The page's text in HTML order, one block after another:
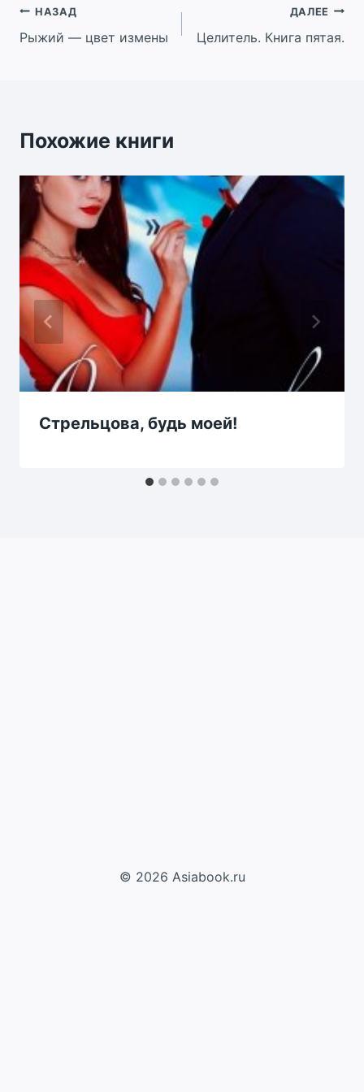
Навигация
по
НАЗАД
Рыжий — цвет измены
ДАЛЕЕ
Целитель. Книга пятая.
Похожие книги
Стрельцова, будь моей!
© 2026 Asiabook.ru